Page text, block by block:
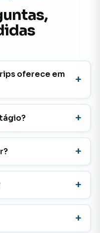
oferece em